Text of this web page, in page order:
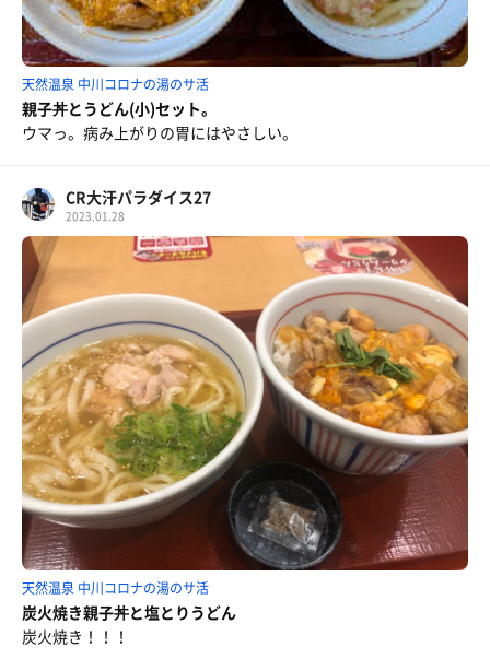
天然温泉 中川コロナの湯のサ活
親子丼とうどん(小)セット。
ウマっ。病み上がりの胃にはやさしい。
CR大汗パラダイス27
2023.01.28
天然温泉 中川コロナの湯のサ活
炭火焼き親子丼と塩とりうどん
炭火焼き！！！